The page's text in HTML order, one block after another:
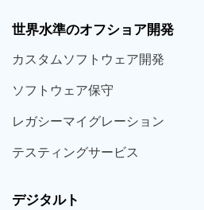
世界水準のオフショア開発
カスタムソフトウェア開発
ソフト ウェア保守
レガシーマイグレーション
テスティングサービス
デジタルト